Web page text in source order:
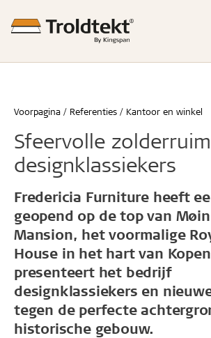
Voorpagina Referenties Kantoor en winkel
Sfeervolle
designklassiekers
Fredericia Furniture heeft
geopend op de top van
Mansion, het voormalige
House in het hart van
presenteert het bedrijf
designklassiekers en
tegen de perfecte
historische gebouw.